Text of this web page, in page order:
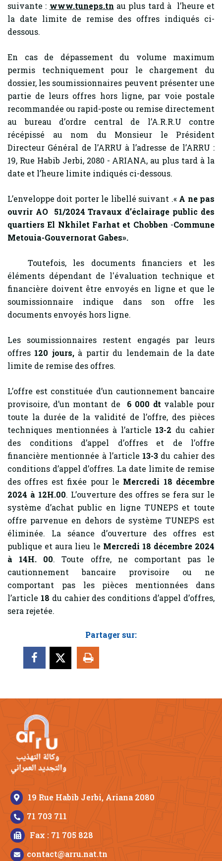
suivante : www.tuneps.tn au plus tard à l’heure et
la date limite de remise des offres indiqués ci-
dessous.
En cas de dépassement du volume maximum
permis techniquement pour le chargement du
dossier, les soumissionnaires peuvent présenter une
partie de leurs offres hors ligne, par voie postale
recommandée ou rapid-poste ou remise directement
au bureau d’ordre central de l’A.R.R.U contre
récépissé au nom du Monsieur le Président
Directeur Général de l’ARRU à l’adresse de l’ARRU :
19, Rue Habib Jerbi, 2080 - ARIANA, au plus tard à la
date et l’heure limite indiqués ci-dessous.
L’enveloppe doit porter le libellé suivant .« A ne pas
ouvrir AO 51/2024Travaux d’éclairage public des
quartiersEl Nkhilet Farhat et Chobben -Commune
Metouia-Gouvernorat Gabes».
Toutefois, les documents financiers et les
éléments dépendant de l'évaluation technique et
financière doivent être envoyés en ligne et que le
soumissionnaire indique dans son offre les
documents envoyés hors ligne.
Les soumissionnaires restent engagés par leurs
offres 120 jours,à partir du lendemain de la date
limite de remise des offres.
L’offre est constituée d’un cautionnement bancaire
provisoire, d’un montant de 6 000 dt valable pour
toute la durée de la validité de l’offre, des pièces
techniques mentionnées à l’article 13-2 du cahier
des conditions d’appel d’offres et de l’offre
financière mentionnée à l’article 13-3 du cahier des
conditions d’appel d’offres. La date limite de remise
des offres est fixée pour le Mercredi 18 décembre
2024 à 12H.00. L’ouverture des offres se fera sur le
système d’achat public en ligne TUNEPS et toute
offre parvenue en dehors de système TUNEPS est
éliminée. La séance d’ouverture des offres est
publique et aura lieu le Mercredi 18 décembre 2024
à 14H.
00. Toute offre, ne comportant pas le
cautionnement bancaire provisoire ou ne
comportant pas les pièces mentionnées dans
l’article 18 du cahier des conditions d’appel d’offres,
sera rejetée.
Partager sur:
19 Rue Habib Jerbi, Ariana 2080
71 703 711
Fax : 71 705 828
contact@arru.nat.tn